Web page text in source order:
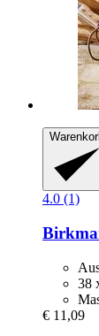
4.0 (1)
38
€ 11,09